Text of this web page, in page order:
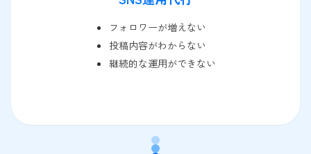
フォロワーが増えない
投稿内容がわからない
継続的な運用ができない